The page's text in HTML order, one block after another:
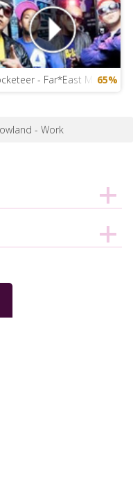
- Far*East 65%
- Work